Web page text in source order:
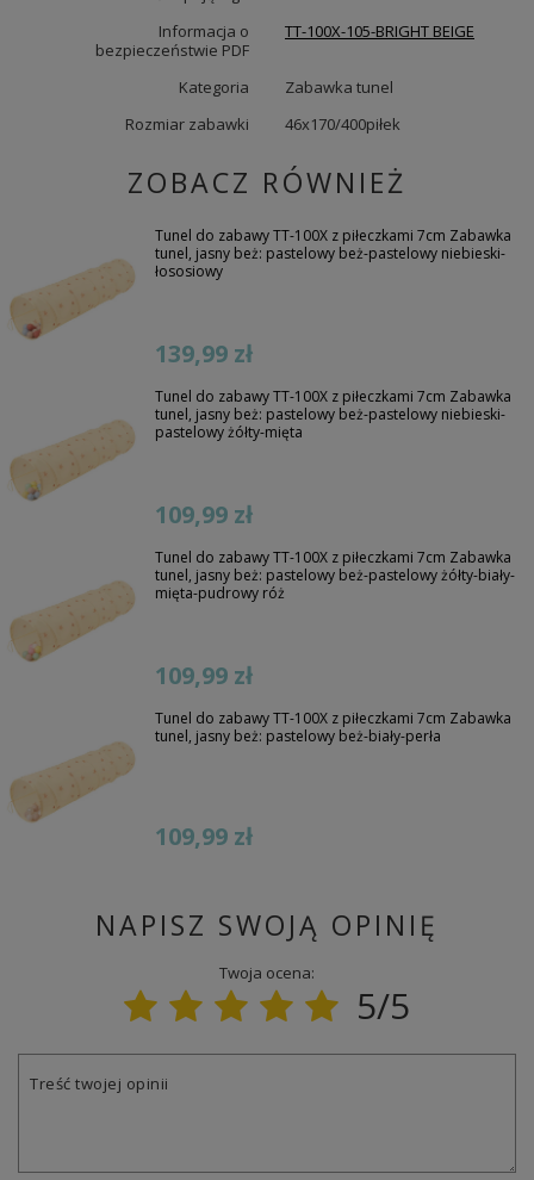
Informacja o
bezpieczeństwie PDF
TT-100X-105-BRIGHT BEIGE
Kategoria
Zabawka tunel
Rozmiar zabawki
46x170/400piłek
ZOBACZ RÓWNIEŻ
Tunel do zabawy TT-100X z piłeczkami 7cm Zabawka
tunel, jasny beż: pastelowy beż-pastelowy niebieski-
łososiowy
139,99 zł
Tunel do zabawy TT-100X z piłeczkami 7cm Zabawka
tunel, jasny beż: pastelowy beż-pastelowy niebieski-
pastelowy żółty-mięta
109,99 zł
Tunel do zabawy TT-100X z piłeczkami 7cm Zabawka
tunel, jasny beż: pastelowy beż-pastelowy żółty-biały-
mięta-pudrowy róż
109,99 zł
Tunel do zabawy TT-100X z piłeczkami 7cm Zabawka
tunel, jasny beż: pastelowy beż-biały-perła
109,99 zł
NAPISZ SWOJĄ OPINIĘ
Twoja ocena:
5/5
Treść twojej opinii